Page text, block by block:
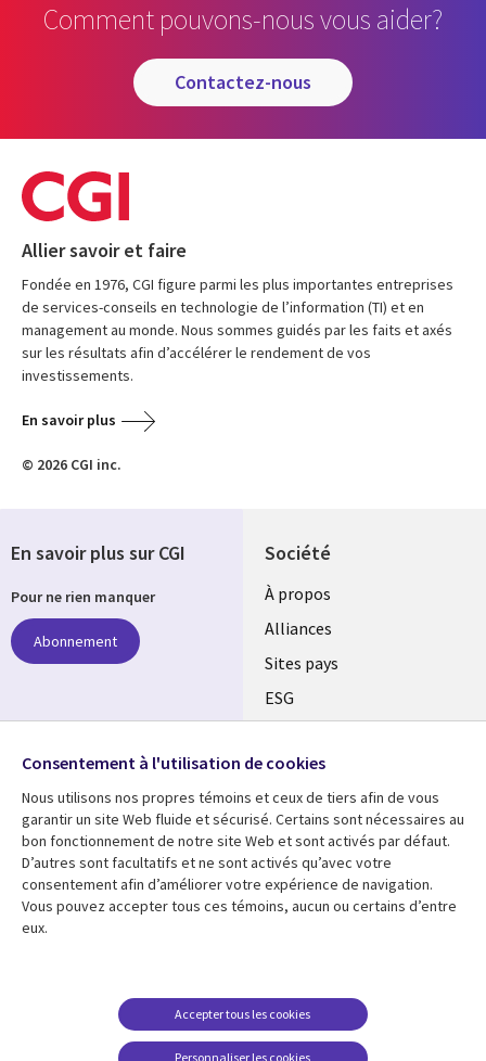
Comment pouvons-nous vous aider?
contactez-nous
Allier savoir et faire
Fondée en 1976, CGI figure parmi les plus importantes entreprises
de services-conseils en technologie de l’information (TI) et en
management au monde. Nous sommes guidés par les faits et axés
sur les résultats afin d’accélérer le rendement de vos
investissements.
En savoir plus
© 2026 CGI inc.
Société
À propos
Alliances
Sites pays
ESG
Fusions
Salle de presse
Ressources
Articles
Études de cas
Support
Restrictions et
conditions juridiques
En savoir plus sur CGI
Pour ne rien manquer
Abonnement
Suivez-nous
Social
Media
Global
FR
Consentement à l'utilisation de cookies
Nous utilisons nos propres témoins et ceux de tiers afin de vous
garantir un site Web fluide et sécurisé. Certains sont nécessaires au
bon fonctionnement de notre site Web et sont activés par défaut.
D’autres sont facultatifs et ne sont activés qu’avec votre
consentement afin d’améliorer votre expérience de navigation.
Vous pouvez accepter tous ces témoins, aucun ou certains d’entre
eux.
Personnaliser les cookies
Accepter tous les cookies